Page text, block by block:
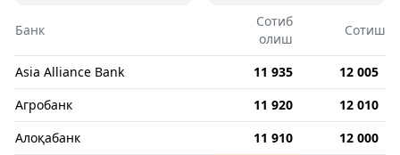
Банк
Сотиб
олиш
Сотиш
Asia Alliance Bank 11 935
12 005
Агробанк
11 920
12 010
Алоқабанк
11 910
12 000